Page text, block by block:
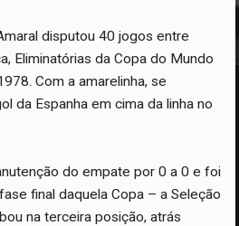
disputou 40 jogos entre
Eliminatórias da Copa do Mundo
Com a amarelinha, se
da Espanha em cima da linha no
do empate por 0 a 0 e foi
final daquela Copa – a Seleção
na terceira posição, atrás